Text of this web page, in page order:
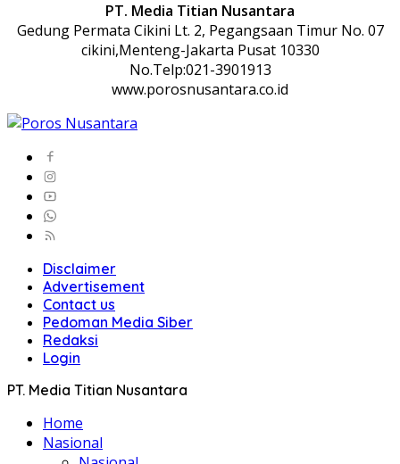
PT. Media Titian Nusantara
Gedung Permata Cikini Lt. 2, Pegangsaan Timur No. 07
cikini,Menteng-Jakarta Pusat 10330
No.Telp:021-3901913
www.porosnusantara.co.id
Disclaimer
Advertisement
Contact us
Pedoman Media Siber
Redaksi
Login
PT. Media Titian Nusantara
Home
Nasional